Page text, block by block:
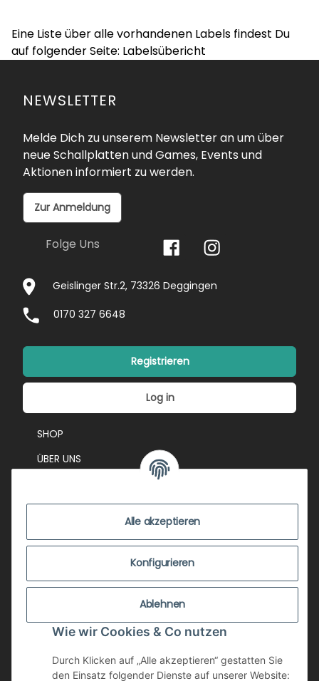
Alle akzeptieren
Konfigurieren
Ablehnen
Wie wir Cookies & Co nutzen
Durch Klicken auf „Alle akzeptieren“ gestatten Sie
den Einsatz folgender Dienste auf unserer Website:
Eine Liste über alle vorhandenen Labels findest Du
auf folgender Seite: Labelsübericht
NEWSLETTER
Melde Dich zu unserem Newsletter an um über
neue Schallplatten und Games, Events und
Aktionen informiert zu werden.
Zur Anmeldung
Folge Uns
Geislinger Str.2, 73326 Deggingen
0170 327 6648
Registrieren
Log in
SHOP
ÜBER UNS
ZUSTANDSBEWERTUNG
ZAHLUNGSMÖGLICHKEITEN
AGB
WIDERRUFSRECHT